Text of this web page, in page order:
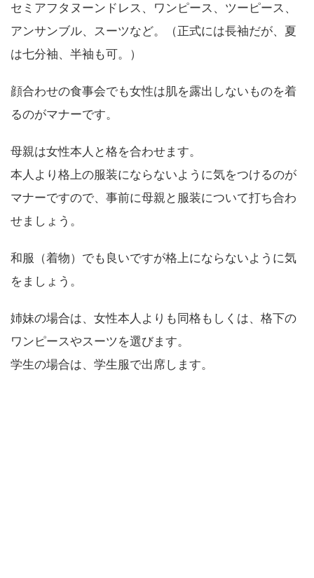
セミアフタヌーンドレス、ワンピース、ツーピース、
アンサンブル、スーツなど。（正式には長袖だが、夏
は七分袖、半袖も可。）
顔合わせの食事会でも女性は肌を露出しないものを着
るのがマナーです。
母親は女性本人と格を合わせます。
本人より格上の服装にならないように気をつけるのが
マナーですので、事前に母親と服装について打ち合わ
せましょう。
和服（着物）でも良いですが格上にならないように気
をましょう。
姉妹の場合は、女性本人よりも同格もしくは、格下の
ワンピースやスーツを選びます。
学生の場合は、学生服で出席します。